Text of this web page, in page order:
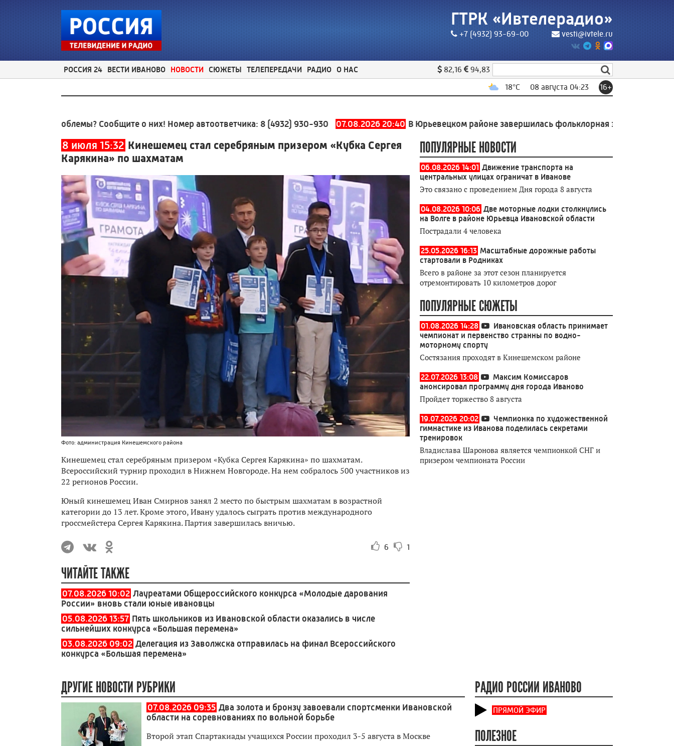
ГТРК «Ивтелерадио»
+7 (4932) 93-69-00 vesti@ivtele.ru
РОССИЯ 24 ВЕСТИ ИВАНОВО НОВОСТИ СЮЖЕТЫ ТЕЛЕПЕРЕДАЧИ РАДИО О НАС 82,16
94,83
18°C 08 августа 04:23 16+
проблемы? Сообщите о них! Номер автоответчика:8 (4932) 930-930 07.08.2026 20:40 В Юрьевецком районе завершилась фольклорная экспедиция Высшей
8 июля 15:32 Кинешемец стал серебряным призером «Кубка Сергея
Карякина» по шахматам
Фото: администрация Кинешемского района
Кинешемец стал серебряным призером «Кубка Сергея Карякина» по шахматам.
Всероссийский турнир проходил в Нижнем Новгороде. На нем собралось 500 участников из
22 регионов России.
Юный кинешемец Иван Смирнов занял 2 место по быстрым шахматам в возрастной
категории до 13 лет. Кроме этого, Ивану удалось сыграть против международного
гроссмейстера Сергея Карякина. Партия завершилась вничью.
6 1
ЧИТАЙТЕ ТАКЖЕ
07.08.2026 10:02 Лауреатами Общероссийского конкурса «Молодые дарования
России» вновь стали юные ивановцы
05.08.2026 13:57 Пять школьников из Ивановской области оказались в числе
сильнейших конкурса «Большая перемена»
03.08.2026 09:02 Делегация из Заволжска отправилась на финал Всероссийского
конкурса «Большая перемена»
ПОПУЛЯРНЫЕ НОВОСТИ
06.08.2026 14:01 Движение транспорта на
центральных улицах ограничат в Иванове
Это связано с проведением Дня города 8 августа
04.08.2026 10:06 Две моторные лодки столкнулись
на Волге в районе Юрьевца Ивановской области
Пострадали 4 человека
25.05.2026 16:13 Масштабные дорожные работы
стартовали в Родниках
Всего в районе за этот сезон планируется
отремонтировать 10 километров дорог
ПОПУЛЯРНЫЕ СЮЖЕТЫ
01.08.2026 14:28
Ивановская область принимает
чемпионат и первенство странны по водно-
моторному спорту
Состязания проходят в Кинешемском районе
22.07.2026 13:08
Максим Комиссаров
анонсировал программу дня города Иваново
Пройдет торжество 8 августа
19.07.2026 20:02
Чемпионка по художественной
гимнастике из Иванова поделилась секретами
тренировок
Владислава Шаронова является чемпионкой СНГ и
призером чемпионата России
ДРУГИЕ НОВОСТИ РУБРИКИ
07.08.2026 09:35 Два золота и бронзу завоевали спортсменки Ивановской
области на соревнованиях по вольной борьбе
Второй этап Спартакиады учащихся России проходил 3-5 августа в Москве
РАДИО РОССИИ ИВАНОВО
ПРЯМОЙ ЭФИР
ПОЛЕЗНОЕ